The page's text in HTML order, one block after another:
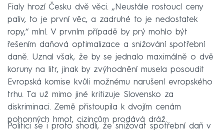
Fialy hrozí Česku dvě věci. „Neustále rostoucí ceny
paliv, to je první věc, a zadruhé to je nedostatek
ropy,“ míní. V prvním případě by prý mohlo být
řešením daňová optimalizace a snižování spotřební
daně. Uznal však, že by se jednalo maximálně o dvě
koruny na litr, jinak by zvýhodnění musela posoudit
Evropská komise kvůli možnému narušení evropského
trhu. Ta už mimo jiné kritizuje Slovensko za
diskriminaci. Země přistoupila k dvojím cenám
pohonných hmot, cizincům prodává dráž.
Politici se i proto shodli, že snižovat spotřební daň v